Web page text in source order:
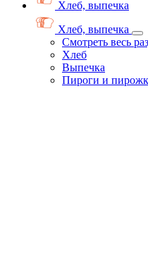
Хлеб, выпечка
Хлеб, выпечка
Смотреть весь
Хлеб
Выпечка
Пироги и